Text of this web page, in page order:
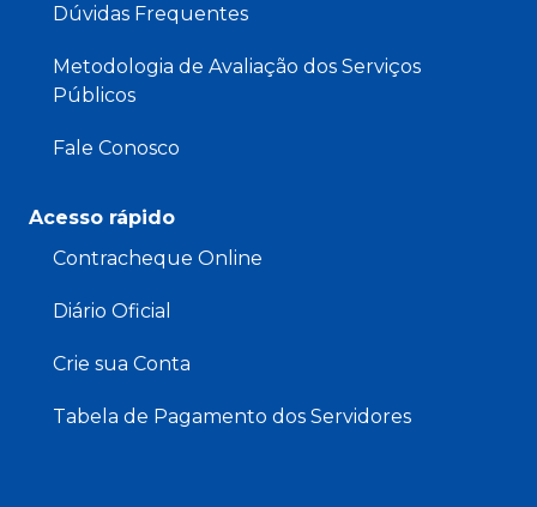
Dúvidas Frequentes
Metodologia de Avaliação dos Serviços
Públicos
Fale Conosco
Acesso rápido
Contracheque Online
Diário Oficial
Crie sua Conta
Tabela de Pagamento dos Servidores